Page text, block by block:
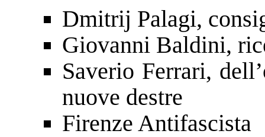
Dmitrij Palagi,
Giovanni Baldini,
Saverio Ferrari,
nuove destre
Firenze Antifascista